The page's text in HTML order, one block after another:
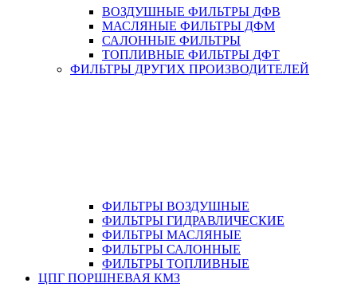
ВОЗДУШНЫЕ ФИЛЬТРЫ ДФВ
МАСЛЯНЫЕ ФИЛЬТРЫ ДФМ
САЛОННЫЕ ФИЛЬТРЫ
ТОПЛИВНЫЕ ФИЛЬТРЫ ДФТ
ФИЛЬТРЫ ДРУГИХ ПРОИЗВОДИТЕЛЕЙ
ФИЛЬТРЫ ВОЗДУШНЫЕ
ФИЛЬТРЫ ГИДРАВЛИЧЕСКИЕ
ФИЛЬТРЫ МАСЛЯНЫЕ
ФИЛЬТРЫ САЛОННЫЕ
ФИЛЬТРЫ ТОПЛИВНЫЕ
ЦПГ ПОРШНЕВАЯ КМЗ